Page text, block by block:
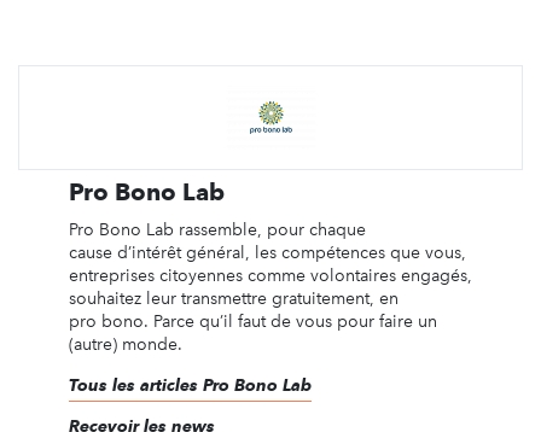
Pro Bono Lab
Pro Bono Lab rassemble, pour chaque
cause d’intérêt général, les compétences que vous,
entreprises citoyennes comme volontaires engagés,
souhaitez leur transmettre gratuitement, en
pro bono. Parce qu’il faut de vous pour faire un
(autre) monde.
Tous les articles Pro Bono Lab
Recevoir les news